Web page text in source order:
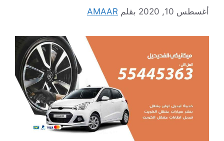
أغسطس 10, 2020 بقلم AMAAR